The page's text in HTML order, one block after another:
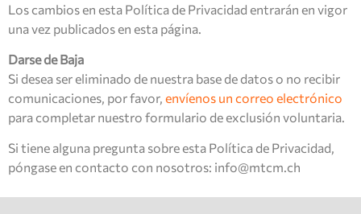
Los cambios en esta Política de Privacidad entrarán en vigor
una vez publicados en esta página.
Darse de Baja
Si desea ser eliminado de nuestra base de datos o no recibir
comunicaciones, por favor, envíenos un correo electrónico
para completar nuestro formulario de exclusión voluntaria.
Si tiene alguna pregunta sobre esta Política de Privacidad,
póngase en contacto con nosotros: info@mtcm.ch